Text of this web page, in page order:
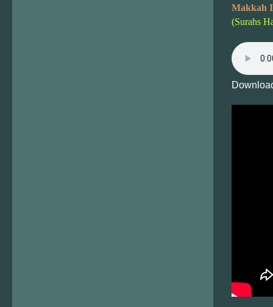
Makkah
(Surahs